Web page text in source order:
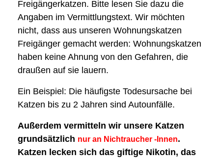
Freigängerkatzen. Bitte lesen Sie dazu die
Angaben im Vermittlungstext. Wir möchten
nicht, dass aus unseren Wohnungskatzen
Freigänger gemacht werden: Wohnungskatzen
haben keine Ahnung von den Gefahren, die
draußen auf sie lauern.
Ein Beispiel: Die häufigste Todesursache bei
Katzen bis zu 2 Jahren sind Autounfälle.
Außerdem vermitteln wir unsere Katzen
grundsätzlich nur an Nichtraucher -Innen.
Katzen lecken sich das giftige Nikotin, das